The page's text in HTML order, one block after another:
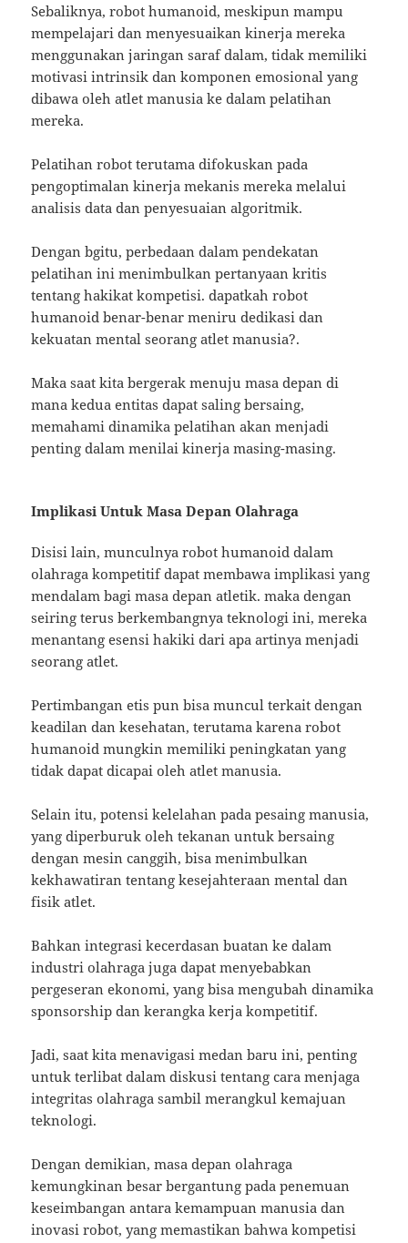
Sebaliknya, robot humanoid, meskipun mampu
mempelajari dan menyesuaikan kinerja mereka
menggunakan jaringan saraf dalam, tidak memiliki
motivasi intrinsik dan komponen emosional yang
dibawa oleh atlet manusia ke dalam pelatihan
mereka.
Pelatihan robot terutama difokuskan pada
pengoptimalan kinerja mekanis mereka melalui
analisis data dan penyesuaian algoritmik.
Dengan bgitu, perbedaan dalam pendekatan
pelatihan ini menimbulkan pertanyaan kritis
tentang hakikat kompetisi. dapatkah robot
humanoid benar-benar meniru dedikasi dan
kekuatan mental seorang atlet manusia?.
Maka saat kita bergerak menuju masa depan di
mana kedua entitas dapat saling bersaing,
memahami dinamika pelatihan akan menjadi
penting dalam menilai kinerja masing-masing.
Implikasi Untuk Masa Depan Olahraga
Disisi lain, munculnya robot humanoid dalam
olahraga kompetitif dapat membawa implikasi yang
mendalam bagi masa depan atletik. maka dengan
seiring terus berkembangnya teknologi ini, mereka
menantang esensi hakiki dari apa artinya menjadi
seorang atlet.
Pertimbangan etis pun bisa muncul terkait dengan
keadilan dan kesehatan, terutama karena robot
humanoid mungkin memiliki peningkatan yang
tidak dapat dicapai oleh atlet manusia.
Selain itu, potensi kelelahan pada pesaing manusia,
yang diperburuk oleh tekanan untuk bersaing
dengan mesin canggih, bisa menimbulkan
kekhawatiran tentang kesejahteraan mental dan
fisik atlet.
Bahkan integrasi kecerdasan buatan ke dalam
industri olahraga juga dapat menyebabkan
pergeseran ekonomi, yang bisa mengubah dinamika
sponsorship dan kerangka kerja kompetitif.
Jadi, saat kita menavigasi medan baru ini, penting
untuk terlibat dalam diskusi tentang cara menjaga
integritas olahraga sambil merangkul kemajuan
teknologi.
Dengan demikian, masa depan olahraga
kemungkinan besar bergantung pada penemuan
keseimbangan antara kemampuan manusia dan
inovasi robot, yang memastikan bahwa kompetisi